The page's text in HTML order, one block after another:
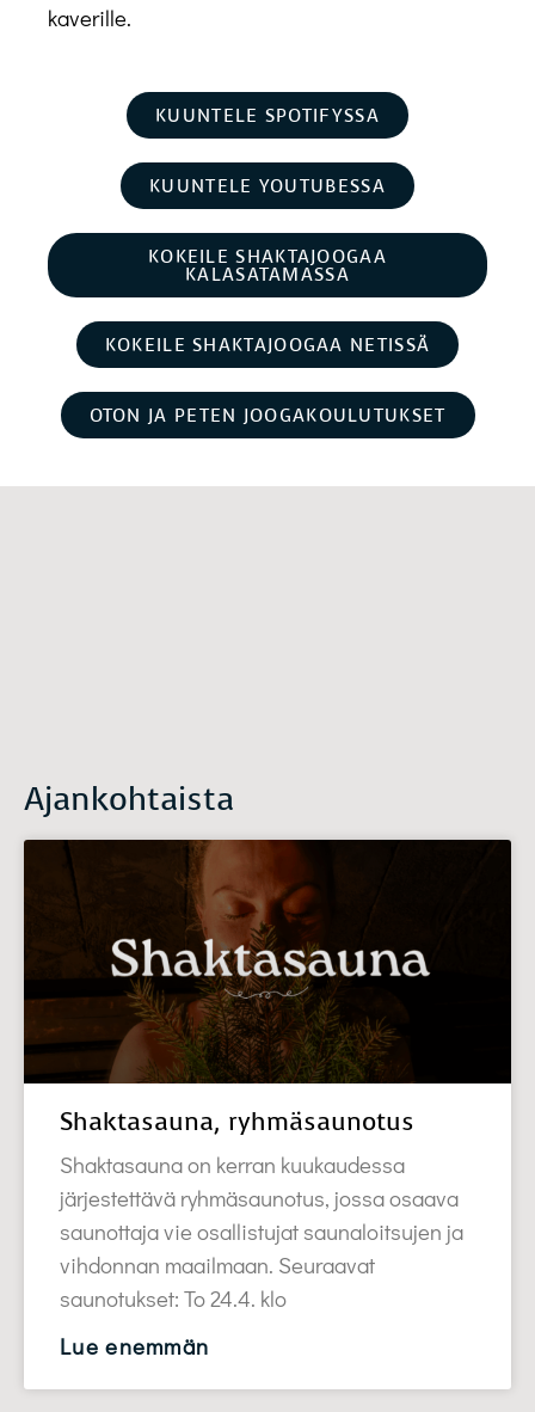
kaverille.
KUUNTELE SPOTIFYSSA
KUUNTELE YOUTUBESSA
KOKEILE SHAKTAJOOGAA
KALASATAMASSA
KOKEILE SHAKTAJOOGAA NETISSÄ
OTON JA PETEN JOOGAKOULUTUKSET
Ajankohtaista
Shaktasauna, ryhmäsaunotus
Shaktasauna on kerran kuukaudessa
järjestettävä ryhmäsaunotus, jossa osaava
saunottaja vie osallistujat saunaloitsujen ja
vihdonnan maailmaan. Seuraavat
saunotukset: To 24.4. klo
Lue enemmän